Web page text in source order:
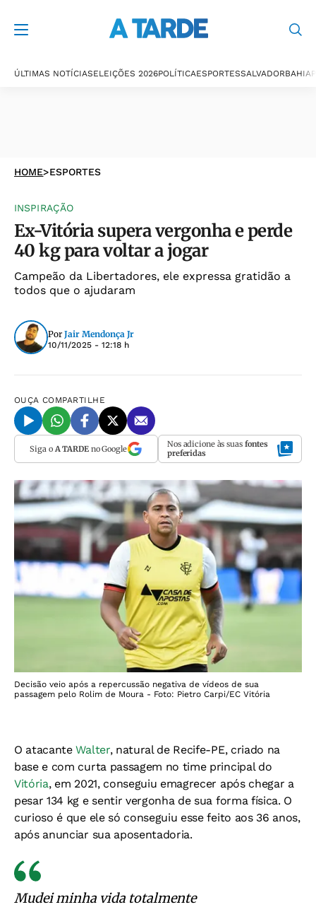
ÚLTIMAS NOTÍCIASELEIÇÕES 2026POLÍTICAESPORTESSALVADORBAHIA
HOME>ESPORTES
INSPIRAÇÃO
Ex-Vitória supera vergonha e perde
40 kg para voltar a jogar
Campeão da Libertadores, ele expressa gratidão a
todos que o ajudaram
Por Jair Mendonça Jr
10/11/2025 - 12:18 h
OUÇA COMPARTILHE
Siga o A TARDEno Google Nos adicione às suas fontes
preferidas
Decisão veio após a repercussão negativa de vídeos de sua
passagem pelo Rolim de Moura - Foto: Pietro Carpi/EC Vitória
O atacanteWalter, natural de Recife-PE, criado na
base e com curta passagem no time principal do
Vitória, em 2021, conseguiu emagrecer após chegar a
pesar 134 kg e sentir vergonha de sua forma física. O
curioso é que ele só conseguiu esse feito aos 36 anos,
após anunciar sua aposentadoria.
Mudei minha vida totalmente